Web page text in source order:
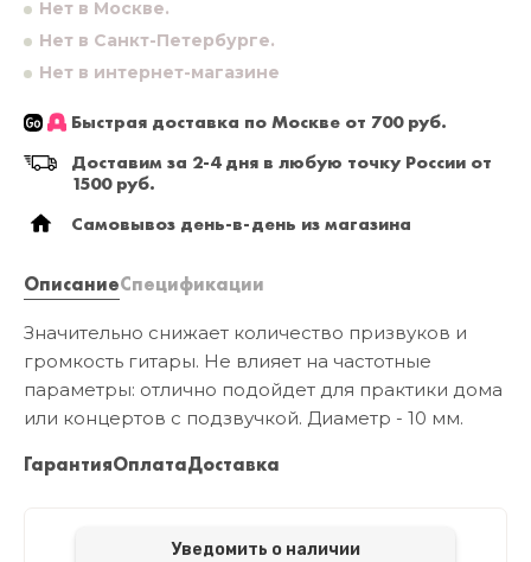
Нет в Москве.
Нет в Санкт-Петербурге.
Нет в интернет-магазине
Быстрая доставка по Москве от 700 руб.
Доставим за 2-4 дня в любую точку России от
1500 руб.
Самовывоз день-в-день из магазина
ОписаниеСпецификации
Значительно снижает количество призвуков и
громкость гитары. Не влияет на частотные
параметры: отлично подойдет для практики дома
или концертов с подзвучкой. Диаметр - 10 мм.
ГарантияОплатаДоставка
Уведомить о наличии